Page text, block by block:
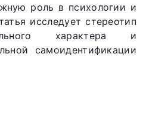
роль в психологии и
исследует стереотип
характера и
самоидентификации